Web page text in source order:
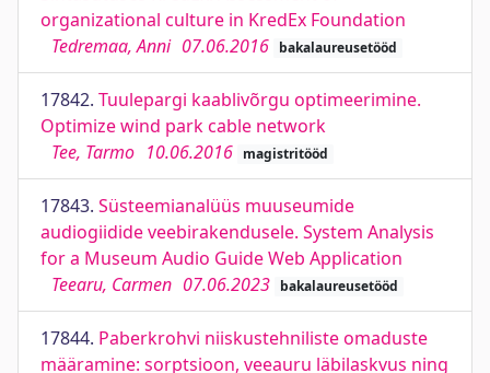
organizational culture in KredEx Foundation
Tedremaa, Anni 07.06.2016 bakalaureusetööd
17842. Tuulepargi kaablivõrgu optimeerimine.
Optimize wind park cable network
Tee, Tarmo 10.06.2016 magistritööd
17843. Süsteemianalüüs muuseumide
audiogiidide veebirakendusele. System Analysis
for a Museum Audio Guide Web Application
Teearu, Carmen 07.06.2023 bakalaureusetööd
17844. Paberkrohvi niiskustehniliste omaduste
määramine: sorptsioon, veeauru läbilaskvus ning